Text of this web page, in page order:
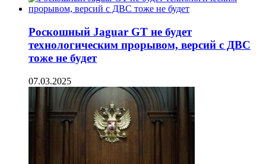
Роскошный Jaguar GT не будет
технологическим прорывом, версий с ДВС
тоже не будет
07.03.2025